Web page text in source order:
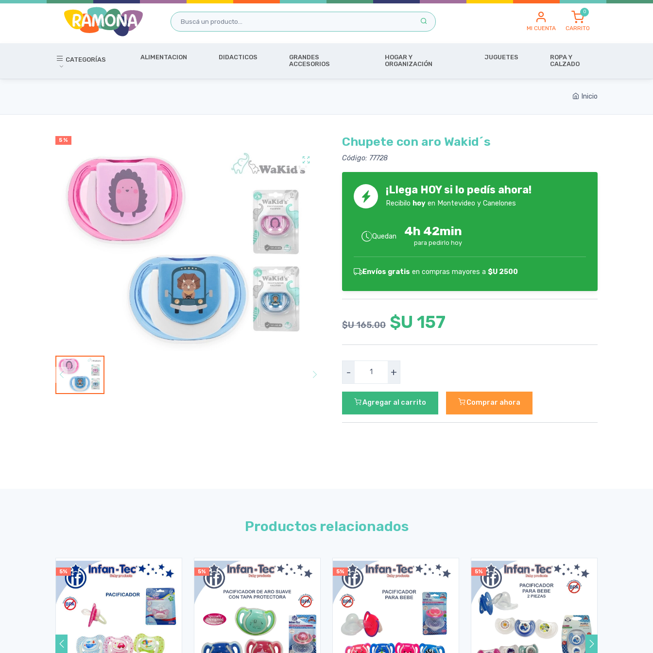
MI CUENTA CARRITO
CATEGORÍAS ALIMENTACION DIDACTICOS
GRANDES
ACCESORIOS
HOGAR Y
ORGANIZACIÓN
JUGUETES
ROPA Y
CALZADO
Inicio
5 % Chupete con aro Wakid´s
Código: 77728
¡Llega HOY si lo pedís ahora!
Recibilo hoy en Montevideo y Canelones
Quedan 4h 42min
para pedirlo hoy
Envíos gratis en compras mayores a $U 2500
$U 165.00 $U 157
- +
Agregar al carrito Comprar ahora
Productos relacionados
5% 5% 5% 5%